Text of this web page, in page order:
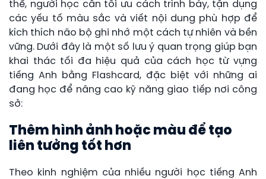
thể, người học cần tối ưu cách trình bày, tận dụng
các yếu tố màu sắc và viết nội dung phù hợp để
kích thích não bộ ghi nhớ một cách tự nhiên và bền
vững. Dưới đây là một số lưu ý quan trọng giúp bạn
khai thác tối đa hiệu quả của cách học từ vựng
tiếng Anh bằng Flashcard, đặc biệt với những ai
đang học để nâng cao kỹ năng giao tiếp nơi công
sở:
Thêm hình ảnh hoặc màu để tạo
liên tưởng tốt hơn
Theo kinh nghiệm của nhiều người học tiếng Anh